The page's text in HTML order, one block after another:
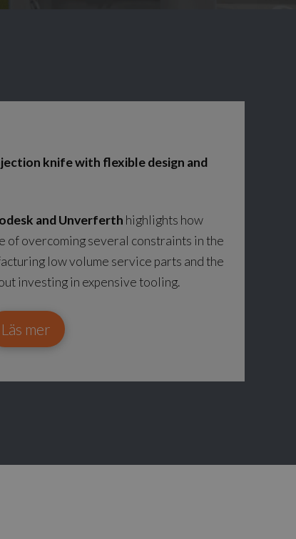
knife with flexible design and
and Unverferth highlights how
of overcoming several constraints in the
low volume service parts and the
investing in expensive tooling.
Läs mer